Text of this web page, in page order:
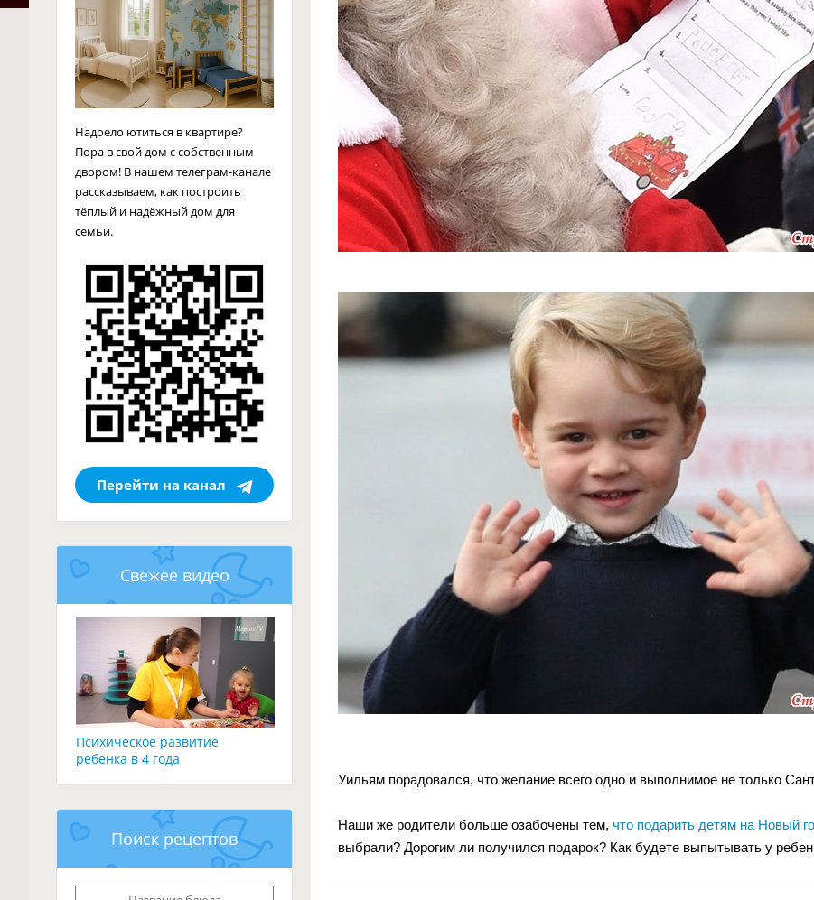
Уильям порадовался, что желание всего одно и выполнимое не только
Наши же родители больше озабочены тем, что подарить детям на Новый
выбрали? Дорогим ли получился подарок? Как будете выпытывать у
Надоело ютиться в квартире?
Пора в свой дом с собственным
двором! В нашем телеграм-канале
рассказываем, как построить
тёплый и надёжный дом для
семьи.
Перейти на канал
Свежее видео
Психическое развитие
ребенка в 4 года
Поиск рецептов